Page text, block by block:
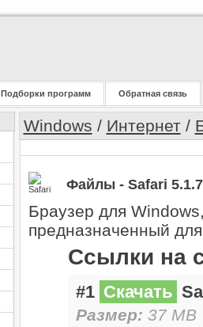
Подборки программ Обратная связь
Windows / Интернет/
Файлы - Safari 5.1.7
Браузер для
предназначенный
Ссылки на
#1 Скачать
Размер: 37